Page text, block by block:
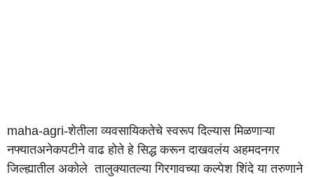
maha-agri-शेतीला व्यवसायिकतेचे स्वरूप दिल्यास मिळणाऱ्या
नफ्यातअनेकपटीने वाढ होते हे सिद्ध करून दाखवलंय अहमदनगर
जिल्ह्यातील अकोले तालुक्यातल्या गिरगावच्या कल्पेश शिंदे या तरुणाने